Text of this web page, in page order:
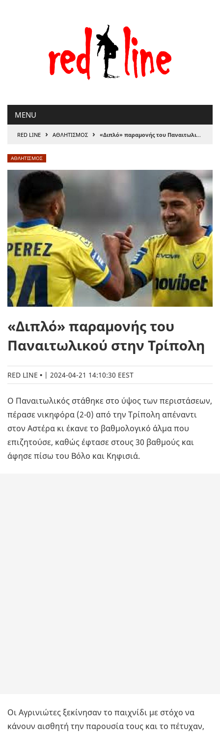
MENU
RED LINE › ΑΘΛΗΤΙΣΜΟΣ › «Διπλό» παραμονής του Παναιτωλικού στην Τρίπολη
ΑΘΛΗΤΙΣΜΟΣ
«Διπλό» παραμονής του
Παναιτωλικού στην Τρίπολη
RED LINE | 2024-04-21 14:10:30 EEST
Ο Παναιτωλικός στάθηκε στο ύψος των περιστάσεων,
πέρασε νικηφόρα (2-0) από την Τρίπολη απέναντι
στον Αστέρα κι έκανε το βαθμολογικό άλμα που
επιζητούσε, καθώς έφτασε στους 30 βαθμούς και
άφησε πίσω του Βόλο και Κηφισιά.
Οι Αγρινιώτες ξεκίνησαν το παιχνίδι με στόχο να
κάνουν αισθητή την παρουσία τους και το πέτυχαν,